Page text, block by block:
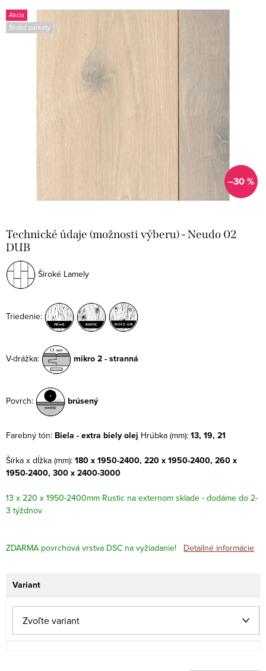
Akcia
Široké parkety
–30 %
Technické údaje (možnosti výberu) - Neudo 02
DUB
Široké Lamely
Triedenie:
V-drážka: mikro 2 - stranná
Povrch: brúsený
Farebný tón: Biela - extra biely olej Hrúbka (mm): 13, 19, 21
Šírka x dĺžka (mm): 180 x 1950-2400, 220 x 1950-2400, 260 x
1950-2400, 300 x 2400-3000
13 x 220 x 1950-2400mm Rustic na externom sklade - dodáme do 2-
3 týždnov
ZDARMA povrchová vrstva DSC na vyžiadanie! Detailné informácie
Variant